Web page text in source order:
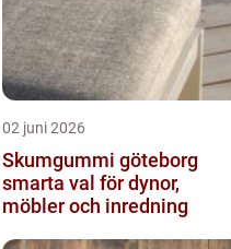
02 juni 2026
Skumgummi göteborg
smarta val för dynor,
möbler och inredning